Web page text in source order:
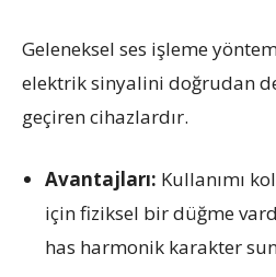
Geleneksel ses işleme
elektrik sinyalini doğrudan
geçiren cihazlardır.
Avantajları: Kullanımı
için fiziksel bir düğme
has harmonik karakter